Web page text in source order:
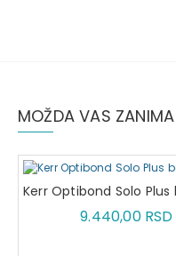
MOŽDA VAS
9.440,00 RSD